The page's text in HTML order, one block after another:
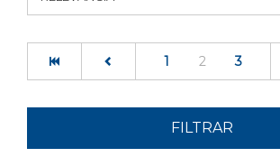
1 2 (current)
3
FILTRAR